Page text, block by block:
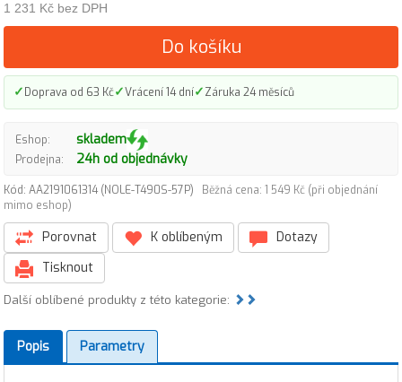
1 231 Kč bez DPH
Do košíku
✓Doprava od 63 Kč✓Vrácení 14 dní✓Záruka 24 měsíců
Eshop: skladem
Prodejna: 24h od objednávky
Kód: AA2191061314 (NOLE-T490S-57P)
Běžná cena: 1 549 Kč (při objednání
mimo eshop)
Porovnat K oblíbeným
Dotazy
Tisknout
Další oblíbené produkty z této kategorie:
Popis Parametry